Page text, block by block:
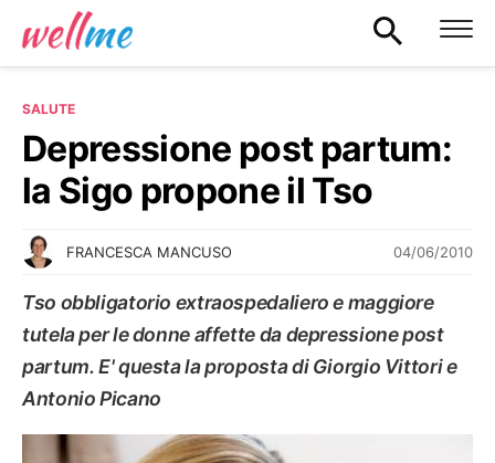
SALUTE
Depressione post partum:
la Sigo propone il Tso
FRANCESCA MANCUSO 04/06/2010
Tso obbligatorio extraospedaliero e maggiore
tutela per le donne affette da depressione post
partum. E' questa la proposta di Giorgio Vittori e
Antonio Picano
SALUTE